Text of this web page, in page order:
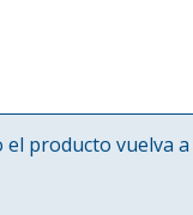
el producto vuelva